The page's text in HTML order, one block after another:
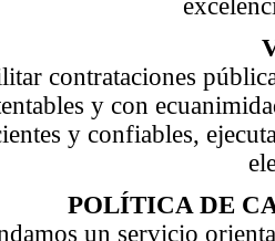
contrataciones
y con
y confiables,
POLÍTICA DE
un servicio